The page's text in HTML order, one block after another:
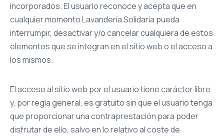
incorporados. El usuario reconoce y acepta que en
cualquier momento Lavandería Solidaria pueda
interrumpir, desactivar y/o cancelar cualquiera de estos
elementos que se integran en el sitio web o el acceso a
los mismos.
El acceso al sitio web por el usuario tiene carácter libre
y, por regla general, es gratuito sin que el usuario tenga
que proporcionar una contraprestación para poder
disfrutar de ello, salvo en lo relativo al coste de